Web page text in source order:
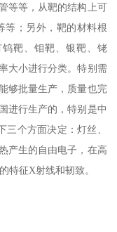
等等，从靶的结构上可
等；另外，靶的材料根
靶、钼靶、银靶、铑
大小进行分类。特别需
够批量生产，质量也完
进行生产的，特别是中
个方面决定：灯丝、
产生的自由电子，在高
特征X射线和韧致。